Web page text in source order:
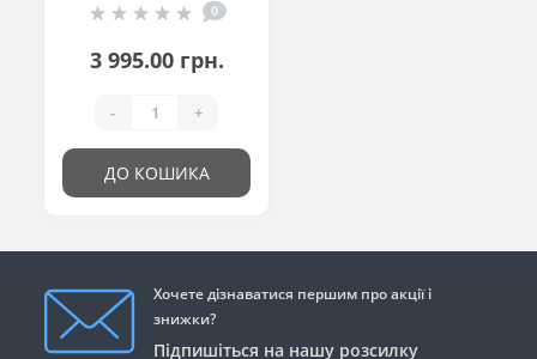
0
3 995.00 грн.
- +
ДО КОШИКА
Хочете дізнаватися першим про акції і
знижки?
Підпишіться на нашу розсилку